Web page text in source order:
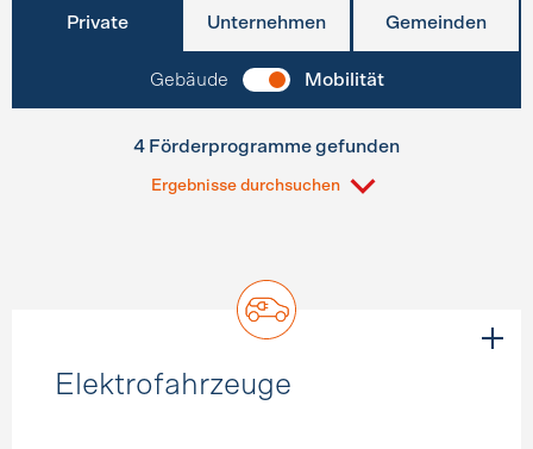
Private Unternehmen Gemeinden
Gebäude Mobilität
4 Förderprogramme gefunden
Ergebnisse durchsuchen
Elektrofahrzeuge